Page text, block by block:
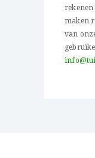
rekenen
maken
van